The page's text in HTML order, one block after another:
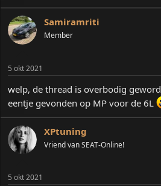
Samiramriti
Member
5 okt 2021
welp, de thread is overbodig
eentje gevonden op MP voor de 6L
XPtuning
Vriend van SEAT-Online!
5 okt 2021